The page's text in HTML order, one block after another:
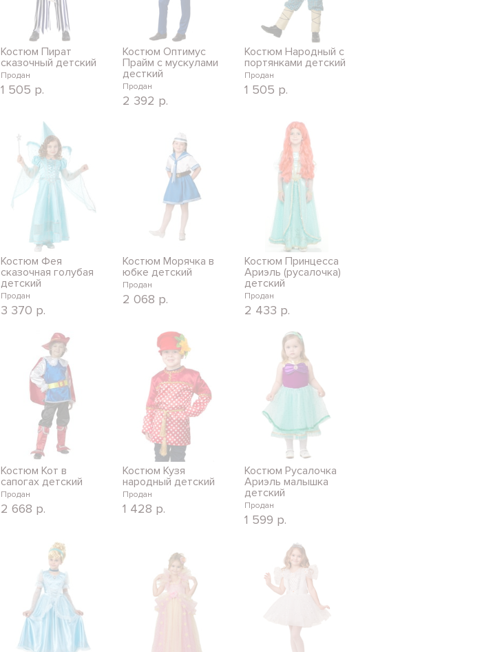
Костюм Пират
сказочный детский
Продан
1 505 р.
Костюм Оптимус
Прайм с мускулами
десткий
Продан
2 392 р.
Костюм Народный с
портянками детский
Продан
1 505 р.
Костюм Фея
сказочная голубая
детский
Продан
3 370 р.
Костюм Морячка в
юбке детский
Продан
2 068 р.
Костюм Принцесса
Ариэль (русалочка)
детский
Продан
2 433 р.
Костюм Кот в
сапогах детский
Продан
2 668 р.
Костюм Кузя
народный детский
Продан
1 428 р.
Костюм Русалочка
Ариэль малышка
детский
Продан
1 599 р.